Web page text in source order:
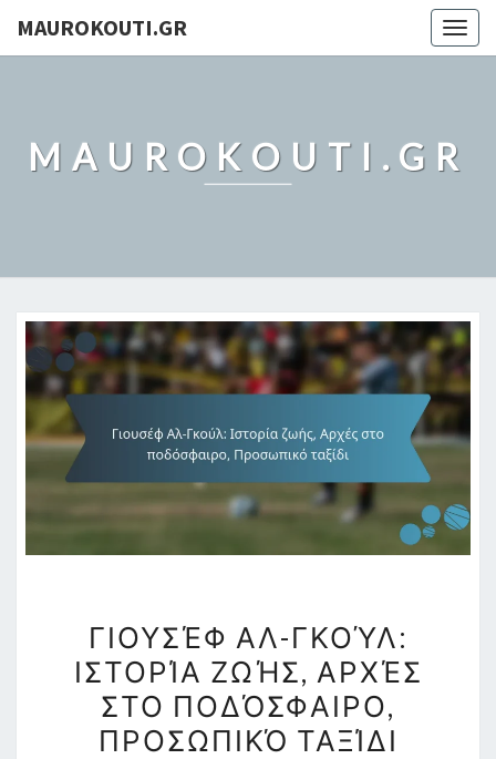
MAUROKOUTI.GR
MAUROKOUTI.GR
ΑΛ-
ΓΚΟΎΛ:
ΙΣΤΟΡΊΑ
ΖΩΉΣ,
ΓΙΟΥΣΈΦ ΑΛ-ΓΚΟΎΛ:
ΙΣΤΟΡΊΑ ΖΩΉΣ, ΑΡΧΈΣ
ΣΤΟ ΠΟΔΌΣΦΑΙΡΟ,
ΠΡΟΣΩΠΙΚΌ ΤΑΞΊΔΙ